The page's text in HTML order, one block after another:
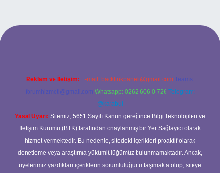
Reklam ve İletişim: E-mail: backlinkpaneli@gmail.com Teams:
forumhizmeti@gmail.com Whatsapp: 0262 606 0 726 Telegram:
@karabul
Yasal Uyarı: Sitemiz, 5651 Sayılı Kanun gereğince Bilgi Teknolojileri ve
İletişim Kurumu (BTK) tarafından onaylanmış bir Yer Sağlayıcı olarak
hizmet vermektedir. Bu nedenle, sitedeki içerikleri proaktif olarak
denetleme veya araştırma yükümlülüğümüz bulunmamaktadır. Ancak,
üyelerimiz yazdıkları içeriklerin sorumluluğunu taşımakta olup, siteye